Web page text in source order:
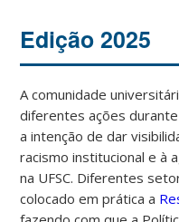
Edição 2025
A comunidade
diferentes ações
a intenção de dar
racismo institucional e à
na UFSC. Diferentes
colocado em prática a